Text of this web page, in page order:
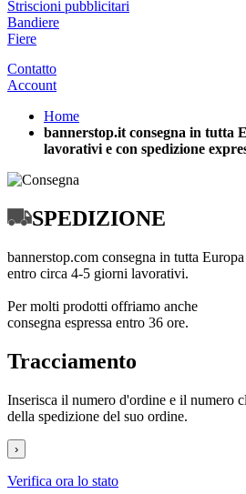
Striscioni pubblicitari
Bandiere
Fiere
Contatto
Account
Home
bannerstop.it consegna in tutta
lavorativi e con spedizione
Spedizione e
SPEDIZIONE
bannerstop.com consegna in tutta Europa
entro circa 4-5 giorni lavorativi.
Per molti prodotti offriamo anche
consegna espressa entro 36 ore.
Tracciamento
Inserisca il numero d'ordine e il numero
della spedizione del suo ordine.
›
Verifica ora lo stato